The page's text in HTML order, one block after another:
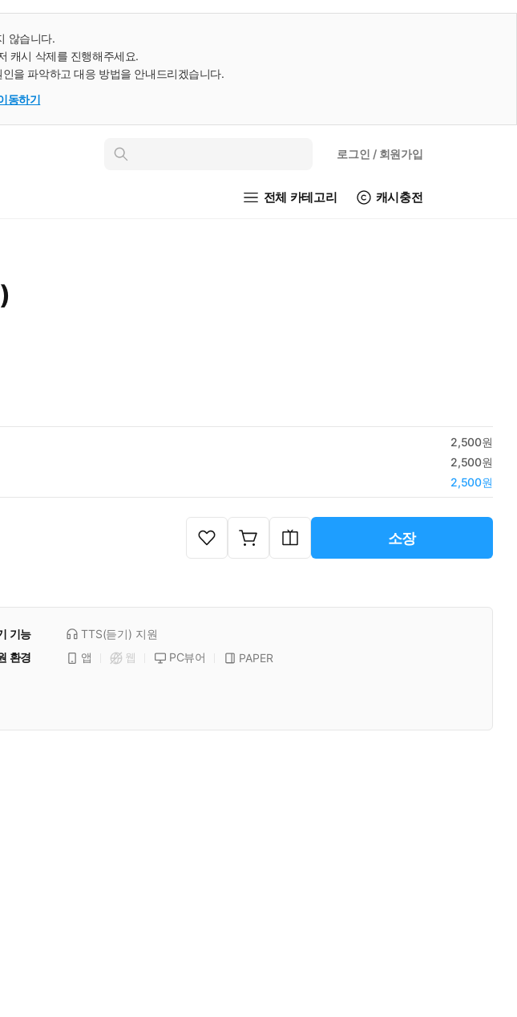
않습니다.
캐시 삭제를 진행해주세요.
을 파악하고 대응 방법을 안내드리겠습니다.
동하기
인
로그인 / 회원가입
전체 카테고리 캐시충전
2,500원
2,500원
2,500원
소장
기능 TTS(듣기) 지원
환경 앱 웹 PC뷰어
PAPER